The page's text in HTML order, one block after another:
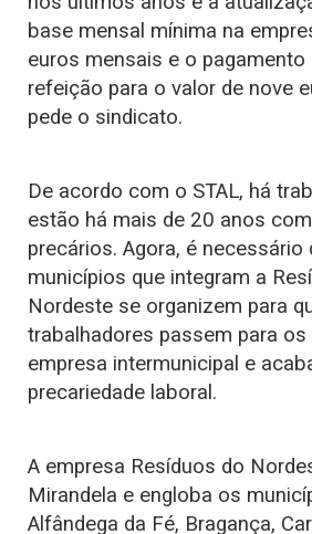
base mensal mínima na
euros mensais e o
refeição para o valor de nove
pede o sindicato.
De acordo com o STAL, há
estão há mais de 20 anos
precários. Agora, é necessário
municípios que integram a
Nordeste se organizem para
trabalhadores passem para os
empresa intermunicipal e
precariedade laboral.
A empresa Resíduos do
Mirandela e engloba os
Alfândega da Fé, Bragança,